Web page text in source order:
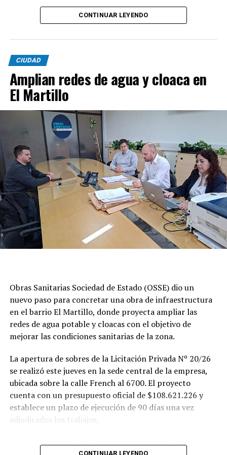
CONTINUAR LEYENDO
CIUDAD
Amplian redes de agua y cloaca en
El Martillo
Obras Sanitarias Sociedad de Estado (OSSE) dio un
nuevo paso para concretar una obra de infraestructura
en el barrio El Martillo, donde proyecta ampliar las
redes de agua potable y cloacas con el objetivo de
mejorar las condiciones sanitarias de la zona.
La apertura de sobres de la Licitación Privada Nº 20/26
se realizó este jueves en la sede central de la empresa,
ubicada sobre la calle French al 6700. El proyecto
cuenta con un presupuesto oficial de $108.621.226 y
establece un plazo de ejecución de 90 días una vez
adjudicados los trabajos.
CONTINUAR LEYENDO